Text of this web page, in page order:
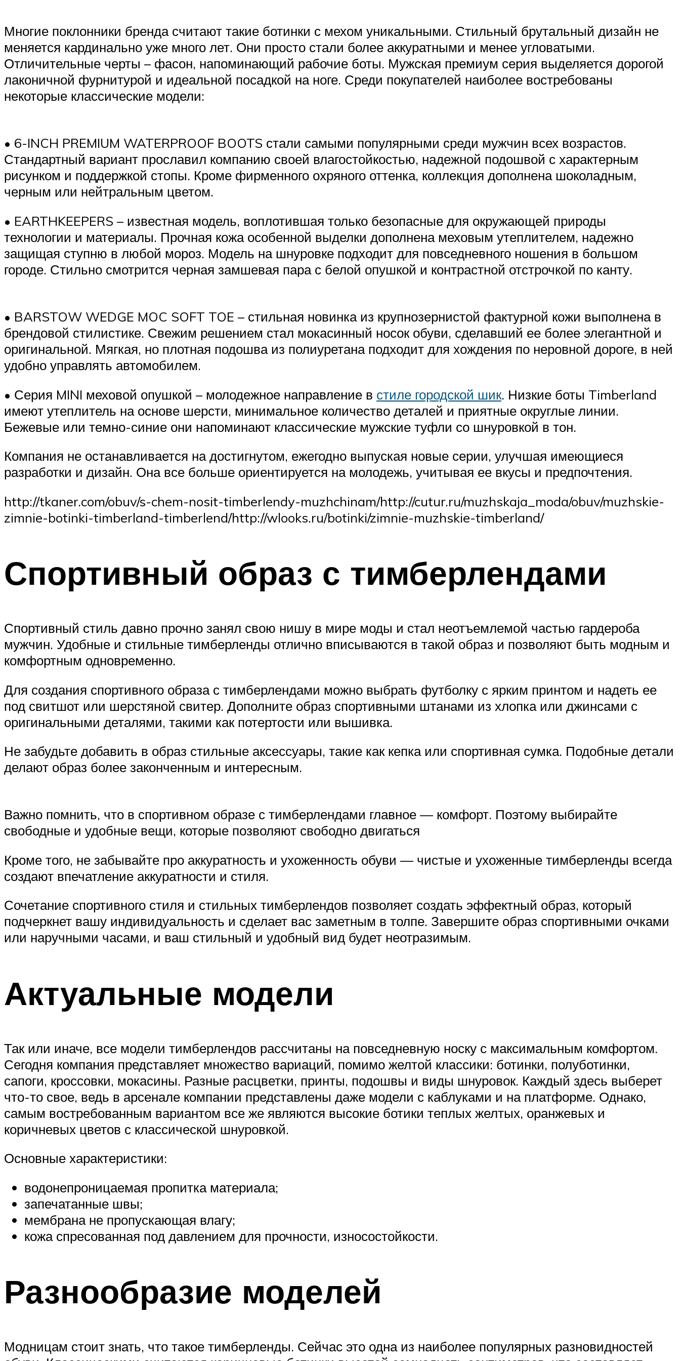
Многие поклонники бренда считают такие ботинки с мехом уникальными. Стильный брутальный дизайн не
меняется кардинально уже много лет. Они просто стали более аккуратными и менее угловатыми.
Отличительные черты – фасон, напоминающий рабочие боты. Мужская премиум серия выделяется дорогой
лаконичной фурнитурой и идеальной посадкой на ноге. Среди покупателей наиболее востребованы
некоторые классические модели:
• 6-INCH PREMIUM WATERPROOF BOOTS стали самыми популярными среди мужчин всех возрастов.
Стандартный вариант прославил компанию своей влагостойкостью, надежной подошвой с характерным
рисунком и поддержкой стопы. Кроме фирменного охряного оттенка, коллекция дополнена шоколадным,
черным или нейтральным цветом.
• EARTHKEEPERS – известная модель, воплотившая только безопасные для окружающей природы
технологии и материалы. Прочная кожа особенной выделки дополнена меховым утеплителем, надежно
защищая ступню в любой мороз. Модель на шнуровке подходит для повседневного ношения в большом
городе. Стильно смотрится черная замшевая пара с белой опушкой и контрастной отстрочкой по канту.
• BARSTOW WEDGE MOC SOFT TOE – стильная новинка из крупнозернистой фактурной кожи выполнена в
брендовой стилистике. Свежим решением стал мокасинный носок обуви, сделавший ее более элегантной и
оригинальной. Мягкая, но плотная подошва из полиуретана подходит для хождения по неровной дороге, в ней
удобно управлять автомобилем.
• Серия MINI меховой опушкой – молодежное направление в стиле городской шик. Низкие боты Timberland
имеют утеплитель на основе шерсти, минимальное количество деталей и приятные округлые линии.
Бежевые или темно-синие они напоминают классические мужские туфли со шнуровкой в тон.
Компания не останавливается на достигнутом, ежегодно выпуская новые серии, улучшая имеющиеся
разработки и дизайн. Она все больше ориентируется на молодежь, учитывая ее вкусы и предпочтения.
http://tkaner.com/obuv/s-chem-nosit-timberlendy-muzhchinam/http://cutur.ru/muzhskaja_moda/obuv/muzhskie-
zimnie-botinki-timberland-timberlend/http://wlooks.ru/botinki/zimnie-muzhskie-timberland/
Спортивный образ с тимберлендами
Спортивный стиль давно прочно занял свою нишу в мире моды и стал неотъемлемой частью гардероба
мужчин. Удобные и стильные тимберленды отлично вписываются в такой образ и позволяют быть модным и
комфортным одновременно.
Для создания спортивного образа с тимберлендами можно выбрать футболку с ярким принтом и надеть ее
под свитшот или шерстяной свитер. Дополните образ спортивными штанами из хлопка или джинсами с
оригинальными деталями, такими как потертости или вышивка.
Не забудьте добавить в образ стильные аксессуары, такие как кепка или спортивная сумка. Подобные детали
делают образ более законченным и интересным.
Важно помнить, что в спортивном образе с тимберлендами главное — комфорт. Поэтому выбирайте
свободные и удобные вещи, которые позволяют свободно двигаться
Кроме того, не забывайте про аккуратность и ухоженность обуви — чистые и ухоженные тимберленды всегда
создают впечатление аккуратности и стиля.
Сочетание спортивного стиля и стильных тимберлендов позволяет создать эффектный образ, который
подчеркнет вашу индивидуальность и сделает вас заметным в толпе. Завершите образ спортивными очками
или наручными часами, и ваш стильный и удобный вид будет неотразимым.
Актуальные модели
Так или иначе, все модели тимберлендов рассчитаны на повседневную носку с максимальным комфортом.
Сегодня компания представляет множество вариаций, помимо желтой классики: ботинки, полуботинки,
сапоги, кроссовки, мокасины. Разные расцветки, принты, подошвы и виды шнуровок. Каждый здесь выберет
что-то свое, ведь в арсенале компании представлены даже модели с каблуками и на платформе. Однако,
самым востребованным вариантом все же являются высокие ботики теплых желтых, оранжевых и
коричневых цветов с классической шнуровкой.
Основные характеристики:
водонепроницаемая пропитка материала;
запечатанные швы;
мембрана не пропускающая влагу;
кожа спресованная под давлением для прочности, износостойкости.
Разнообразие моделей
Модницам стоит знать, что такое тимберленды. Сейчас это одна из наиболее популярных разновидностей